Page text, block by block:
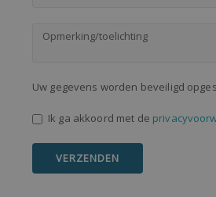
Uw gegevens worden beveiligd
Ik ga akkoord met de
VERZENDEN